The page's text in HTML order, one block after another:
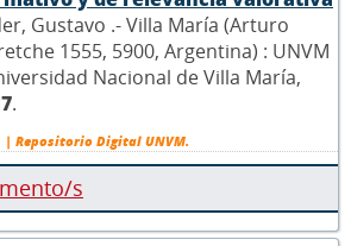
Gustavo .- Villa María (Arturo
1555, 5900, Argentina) : UNVM
Nacional de Villa María,
.
| Repositorio Digital UNVM.
s